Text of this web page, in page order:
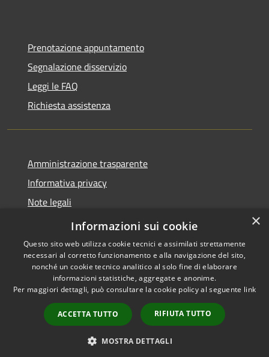
Prenotazione appuntamento
Segnalazione disservizio
Leggi le FAQ
Richiesta assistenza
Amministrazione trasparente
Informativa privacy
Note legali
Dichiarazione di accessibilità
Accessibilità
Copyright © 2026 • Comune di
Santo Stefano del Sole •
Powered byMunicipium
Accesso redazione
×
Informazioni sui cookie
Questo sito web utilizza cookie tecnici e assimilati strettamente
necessari al corretto funzionamento e alla navigazione del sito,
nonché un cookie tecnico analitico al solo fine di elaborare
informazioni statistiche, aggregate e anonime.
Per maggiori dettagli, può consultare la cookie policy al seguente link
ACCETTA TUTTO RIFIUTA TUTTO
MOSTRA DETTAGLI